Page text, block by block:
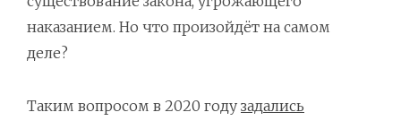
наказанием. Но что произойдёт на самом
деле?
Таким вопросом в 2020 году задались